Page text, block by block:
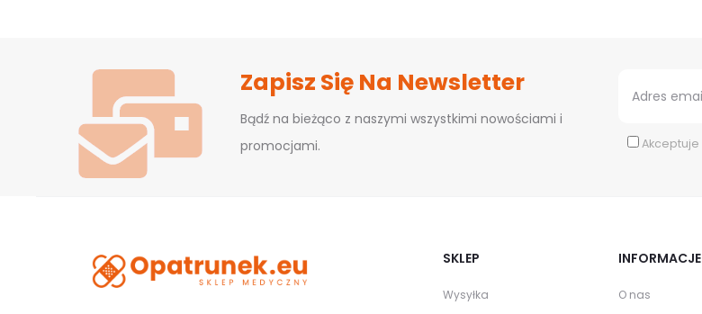
Zapisz Się Na Newsletter
Bądź na bieżąco z naszymi wszystkimi nowościami i
promocjami.
Akceptuje
SKLEP
Wysyłka
INFORMACJE
O nas